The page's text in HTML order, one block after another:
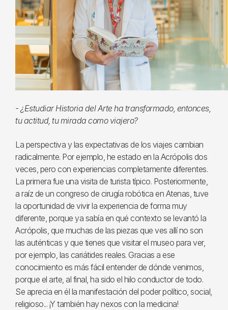
- ¿Estudiar Historia del Arte ha transformado, entonces,
tu actitud, tu mirada como viajero?
La perspectiva y las expectativas de los viajes cambian
radicalmente. Por ejemplo, he estado en la Acrópolis dos
veces, pero con experiencias completamente diferentes.
La primera fue una visita de turista típico. Posteriormente,
a raíz de un congreso de cirugía robótica en Atenas, tuve
la oportunidad de vivir la experiencia de forma muy
diferente, porque ya sabía en qué contexto se levantó la
Acrópolis, que muchas de las piezas que ves allí no son
las auténticas y que tienes que visitar el museo para ver,
por ejemplo, las cariátides reales. Gracias a ese
conocimiento es más fácil entender de dónde venimos,
porque el arte, al final, ha sido el hilo conductor de todo.
Se aprecia en él la manifestación del poder político, social,
religioso... ¡Y también hay nexos con la medicina!